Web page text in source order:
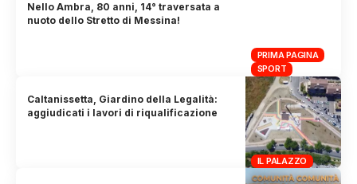
PRIMA PAGINA
SPORT
Nello Ambra, 80 anni, 14° traversata a
nuoto dello Stretto di Messina!
IL PALAZZO
Caltanissetta, Giardino della Legalità:
aggiudicati i lavori di riqualificazione